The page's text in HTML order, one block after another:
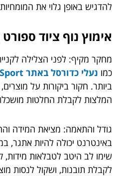
להדגיש באופן גלוי את
אימוץ נוף ציוד ספורט
מחקר מקיף: לפני הצלילה
כמו נעלי כדורסל באתר Euro Sport
ביותר. חקור ביקורות על
המלצות לקבלת החלטות
גודל והתאמה: מציאת המידה
באינטרנט יכולה להיות אתגר,
שימו לב היטב לטבלאות מידות,
לקבלת תובנות, ושקול לנסות